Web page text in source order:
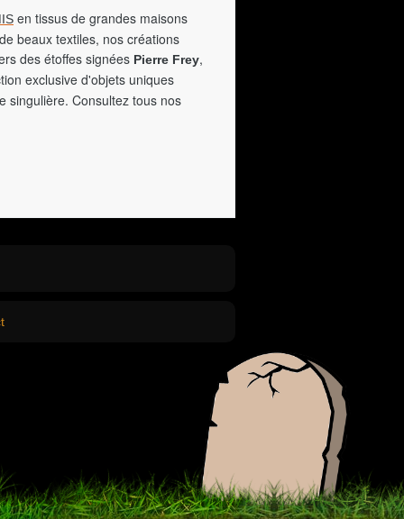
en tissus de grandes maisons
beaux textiles, nos créations
des étoffes signées Pierre Frey,
exclusive d'objets uniques
singulière. Consultez tous nos